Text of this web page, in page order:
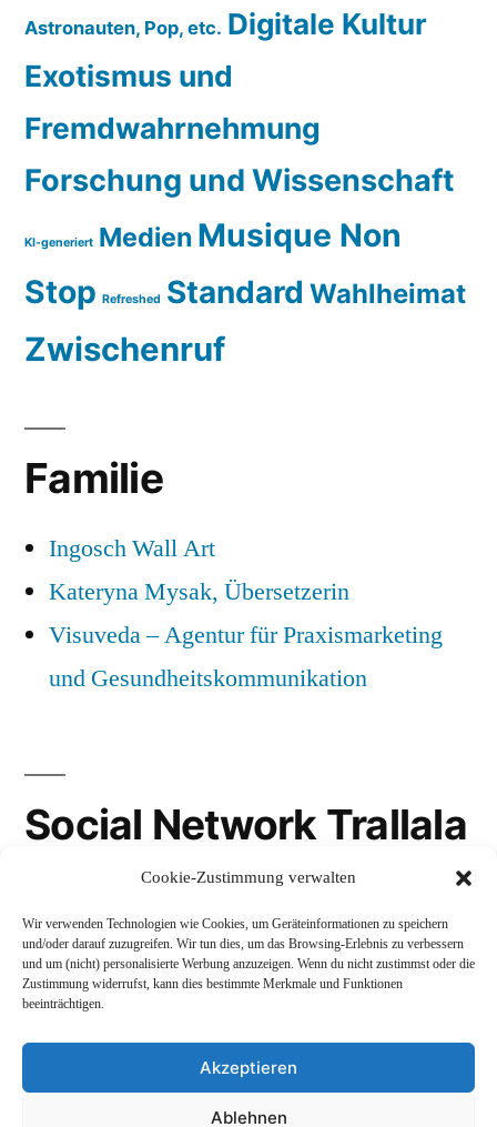
Cookie-Zustimmung verwalten
Wir verwenden Technologien wie Cookies, um Geräteinformationen zu speichern
und/oder darauf zuzugreifen. Wir tun dies, um das Browsing-Erlebnis zu verbessern
und um (nicht) personalisierte Werbung anzuzeigen. Wenn du nicht zustimmst oder die
Zustimmung widerrufst, kann dies bestimmte Merkmale und Funktionen
beeinträchtigen.
Akzeptieren
Ablehnen
Astronauten, Pop, etc. Digitale Kultur
Exotismus und
Fremdwahrnehmung
Forschung und Wissenschaft
KI-generiert Medien Musique Non
Stop Refreshed Standard Wahlheimat
Zwischenruf
Familie
Ingosch Wall Art
Kateryna Mysak, Übersetzerin
Visuveda – Agentur für Praxismarketing
und Gesundheitskommunikation
Social Network Trallala
LinkedIn
Mastodon
Stolz präsentiert von WordPress.